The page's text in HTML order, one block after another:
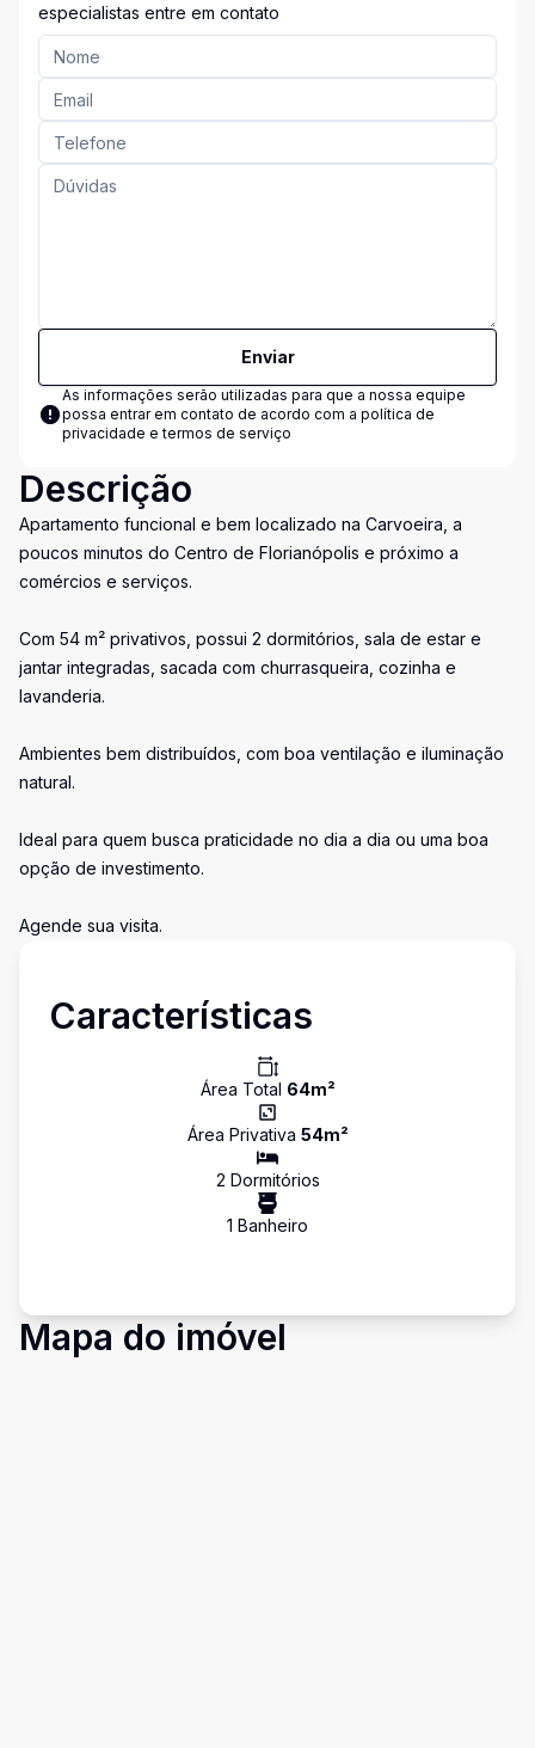
especialistas entre em contato
Enviar
As informações serão utilizadas para que a nossa equipe
possa entrar em contato de acordo com a política de
privacidade e termos de serviço
Descrição
Apartamento funcional e bem localizado na Carvoeira, a
poucos minutos do Centro de Florianópolis e próximo a
comércios e serviços.
Com 54 m² privativos, possui 2 dormitórios, sala de estar e
jantar integradas, sacada com churrasqueira, cozinha e
lavanderia.
Ambientes bem distribuídos, com boa ventilação e iluminação
natural.
Ideal para quem busca praticidade no dia a dia ou uma boa
opção de investimento.
Agende sua visita.
Características
Área Total 64m²
Área Privativa 54m²
2 Dormitórios
1 Banheiro
Mapa do imóvel